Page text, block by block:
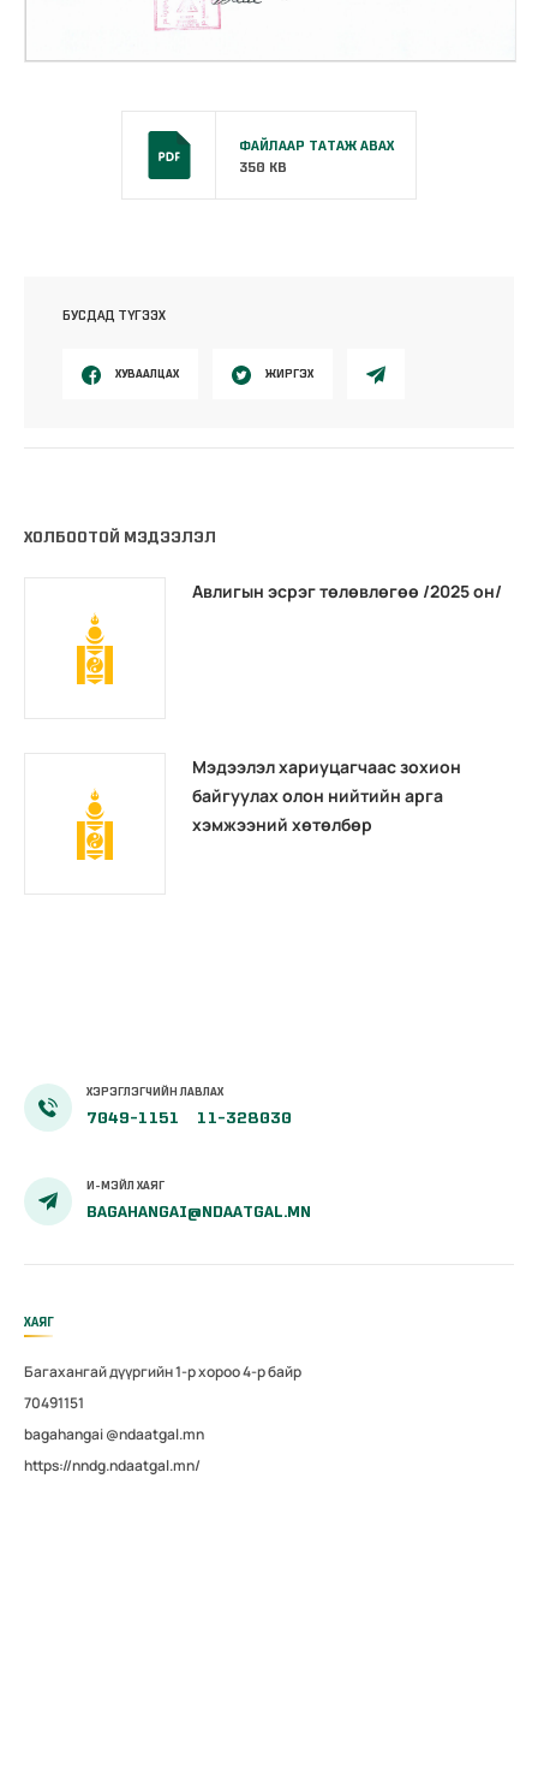
ФАЙЛААР ТАТАЖ АВАХ
350 KB
БУСДАД ТҮГЭЭХ
ХУВААЛЦАХ ЖИРГЭХ
ХОЛБООТОЙ МЭДЭЭЛЭЛ
Авлигын эсрэг төлөвлөгөө /2025 он/
Мэдээлэл хариуцагчаас зохион
байгуулах олон нийтийн арга
хэмжээний хөтөлбөр
ХЭРЭГЛЭГЧИЙН ЛАВЛАХ
7049-1151 11-328030
И-МЭЙЛ ХАЯГ
BAGAHANGAI@NDAATGAL.MN
ХАЯГ
Багахангай дүүргийн 1-р хороо 4-р байр
70491151
bagahangai @ndaatgal.mn
https://nndg.ndaatgal.mn/